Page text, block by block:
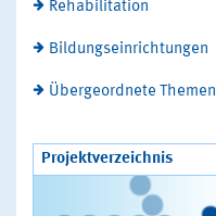
Rehabilitation
Bildungseinrichtungen
Übergeordnete Themen
Projektverzeichnis